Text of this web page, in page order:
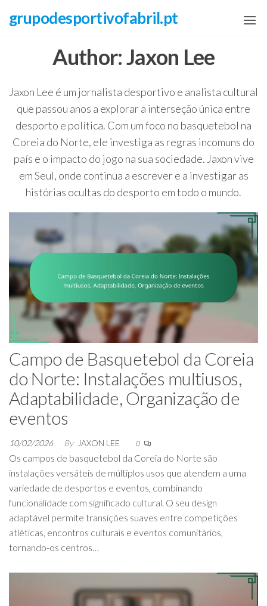
grupodesportivofabril.pt
Author:Jaxon Lee
Jaxon Lee é um jornalista desportivo e analista cultural
que passou anos a explorar a interseção única entre
desporto e política. Com um foco no basquetebol na
Coreia do Norte, ele investiga as regras incomuns do
país e o impacto do jogo na sua sociedade. Jaxon vive
em Seul, onde continua a escrever e a investigar as
histórias ocultas do desporto em todo o mundo.
Campo de Basquetebol da Coreia
do Norte: Instalações multiusos,
Adaptabilidade, Organização de
eventos
10/02/2026 By JAXON LEE 0
Os campos de basquetebol da Coreia do Norte são
instalações versáteis de múltiplos usos que atendem a uma
variedade de desportos e eventos, combinando
funcionalidade com significado cultural. O seu design
adaptável permite transições suaves entre competições
atléticas, encontros culturais e eventos comunitários,
tornando-os centros…